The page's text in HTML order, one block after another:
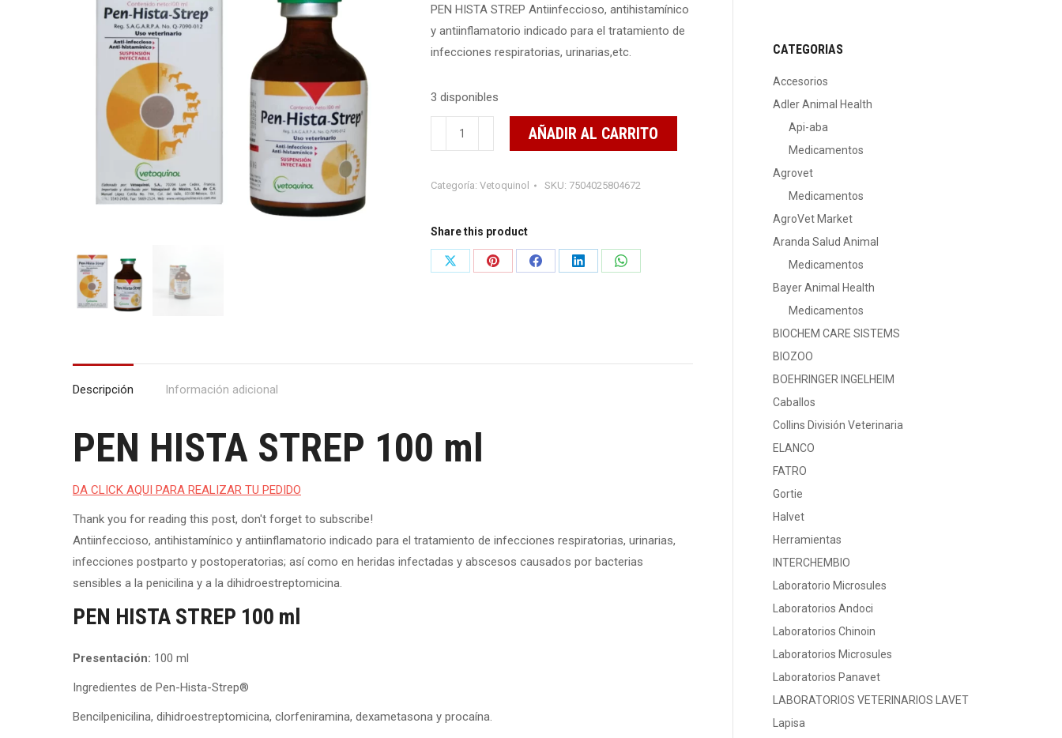
PEN HISTA STREP Antiinfeccioso, antihistamínico
y antiinflamatorio indicado para el tratamiento de
infecciones respiratorias, urinarias,etc.
3 disponibles
HISTA
100
cantidad
AÑADIR AL CARRITO
Categoría: Vetoquinol SKU: 7504025804672
Share this product
Share
Share
Share
Share
Share
Descripción Información adicional
PEN HISTA STREP 100 ml
DA CLICK AQUI PARA REALIZAR TU PEDIDO
Thank you for reading this post, don't forget to subscribe!
Antiinfeccioso, antihistamínico y antiinflamatorio indicado para el tratamiento de infecciones respiratorias, urinarias,
infecciones postparto y postoperatorias; así como en heridas infectadas y abscesos causados por bacterias
sensibles a la penicilina y a la dihidroestreptomicina.
PEN HISTA STREP 100 ml
Presentación: 100 ml
Ingredientes de Pen-Hista-Strep®
Bencilpenicilina, dihidroestreptomicina, clorfeniramina, dexametasona y procaína.
CATEGORIAS
Accesorios
Adler Animal Health
Api-aba
Medicamentos
Agrovet
Medicamentos
AgroVet Market
Aranda Salud Animal
Medicamentos
Bayer Animal Health
Medicamentos
BIOCHEM CARE SISTEMS
BIOZOO
BOEHRINGER INGELHEIM
Caballos
Collins División Veterinaria
ELANCO
FATRO
Gortie
Halvet
Herramientas
INTERCHEMBIO
Laboratorio Microsules
Laboratorios Andoci
Laboratorios Chinoin
Laboratorios Microsules
Laboratorios Panavet
LABORATORIOS VETERINARIOS LAVET
Lapisa